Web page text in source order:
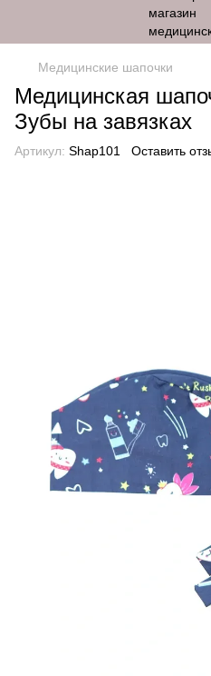
Медицинские шапочки
Медицинская
Зубы на завязках
Артикул: Shap101 Оставить